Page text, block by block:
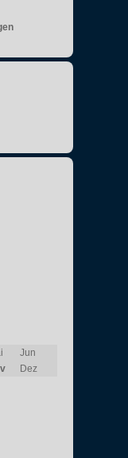
Jun
Dez